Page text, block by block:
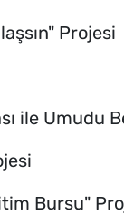
Projesi
ile Umudu
Bursu"